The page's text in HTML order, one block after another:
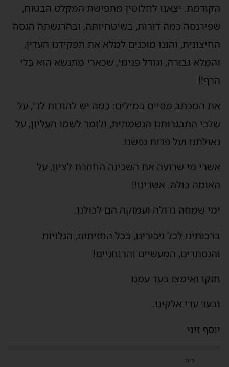
הקודמת. יצאנו לחלוטין מתפישת המקלט הבטוח,
שפירנסה כמה דורות, בשיטחיותה, ובהרגשתה הגסה
החיצונית, והננו מוכנים למלא את תפקידנו העדין,
והמלא גבורה, וגודל פנימי, שכארי מתנשא הוא בלי
הרף!!
את המכתב מסיים במילים: כמה יש להודות לד', על
שלבי התבגרותנו הנשמתית, ולזמר לשמו העליון, על
גאולתנו ועל פדות נפשנו.
אשרי מי שרועה את השכינה החוזרת לציון, על
האומה כולה. אשרינו!!
ימי שמחה גדולה ועמוקה הם לכולנו.
ברכותינו לכל גיבורינו, בכל החזיתות, הגלויות
והנסתרים, המעשיים והרוחניים!
חזקו ואימצו בעד עמנו
ובעד ערי אלקינו.
יוסף זיני